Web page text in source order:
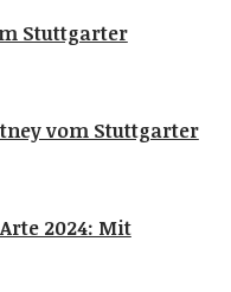
Stuttgarter
vom Stuttgarter
2024: Mit